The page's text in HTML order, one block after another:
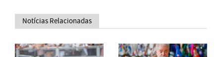
Notícias Relacionadas